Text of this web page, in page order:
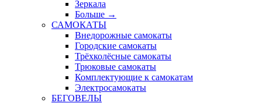
Зеркала
Больше →
САМОКАТЫ
Внедорожные самокаты
Городские самокаты
Трёхколёсные самокаты
Трюковые самокаты
Комплектующие к самокатам
Электросамокаты
БЕГОВЕЛЫ